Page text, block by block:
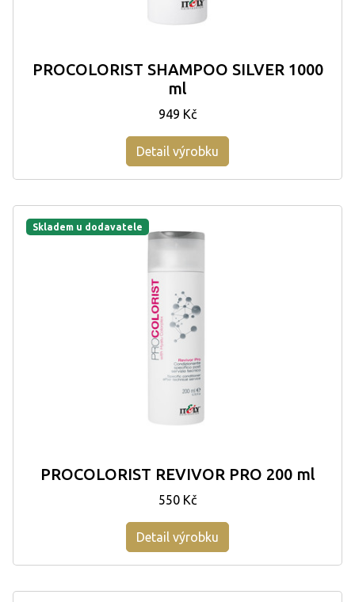
PROCOLORIST SHAMPOO SILVER 1000
ml
949 Kč
Detail výrobku
Skladem u dodavatele
PROCOLORIST REVIVOR PRO 200 ml
550 Kč
Detail výrobku